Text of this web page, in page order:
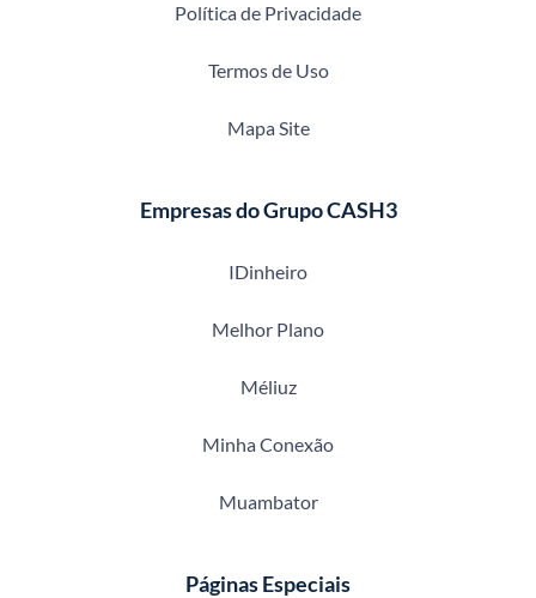
Política de Privacidade
Termos de Uso
Mapa Site
Empresas do Grupo CASH3
IDinheiro
Melhor Plano
Méliuz
Minha Conexão
Muambator
Páginas Especiais